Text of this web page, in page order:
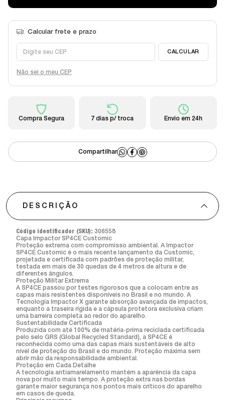
Não sei o meu CEP
Compra Segura 7 dias p/ troca Envio em 24h
DESCRIÇÃO
Código identificador (SKU): 306558
Capa Impactor SP4CE Customic
Proteção extrema com compromisso ambiental. A Impactor
SP4CE Customic é o mais recente lançamento da Customic,
projetada e certificada com padrões de proteção militar,
testada em mais de 30 quedas de 4 metros de altura e de
diferentes ângulos.
Proteção Militar Extrema
A SP4CE passou por testes rigorosos que a colocam entre as
capas mais resistentes disponíveis no Brasil e no mundo. A
Tecnologia Impactor X garante absorção avançada de impactos,
enquanto a traseira rígida e a cápsula protetora exclusiva criam
uma barreira completa ao redor do aparelho.
Sustentabilidade Certificada
Produzida com até 100% de matéria-prima reciclada certificada
pelo selo GRS (Global Recycled Standard), a SP4CE é
reconhecida como uma das capas mais sustentáveis de alto
nível de proteção do Brasil e do mundo. Proteção máxima sem
abrir mão da responsabilidade ambiental.
Proteção em Cada Detalhe
A tecnologia antiamarelamento mantém a aparência da capa
nova por muito mais tempo. A proteção extra nas bordas
garante maior segurança nos pontos mais críticos do aparelho
em casos de queda.